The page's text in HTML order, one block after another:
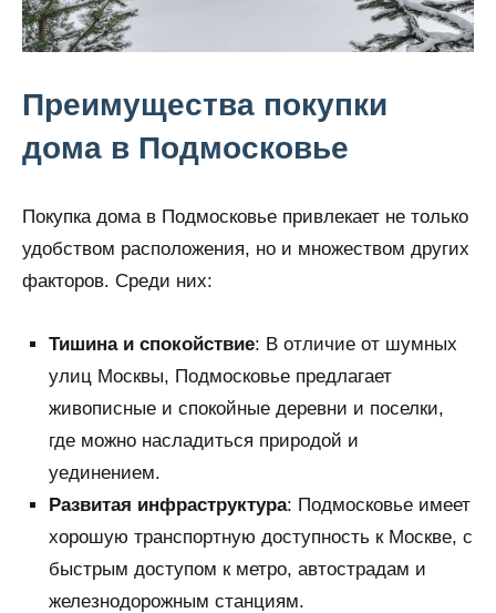
Преимущества покупки
дома в Подмосковье
Покупка дома в Подмосковье привлекает не только
удобством расположения, но и множеством других
факторов. Среди них:
Тишина и спокойствие: В отличие от шумных
улиц Москвы, Подмосковье предлагает
живописные и спокойные деревни и поселки,
где можно насладиться природой и
уединением.
Развитая инфраструктура: Подмосковье имеет
хорошую транспортную доступность к Москве, с
быстрым доступом к метро, автострадам и
железнодорожным станциям.